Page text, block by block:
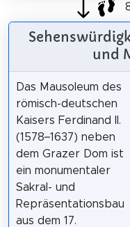
und
Das Mausoleum des
römisch-deutschen
Kaisers Ferdinand II.
(1578–1637) neben
dem Grazer Dom ist
ein monumentaler
Sakral- und
Repräsentationsbau
aus dem 17.